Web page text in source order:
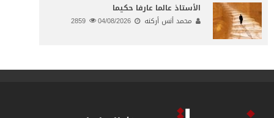
الأستاذ عالما عارفا حكيما
محمد أنس أركنه 04/08/2026